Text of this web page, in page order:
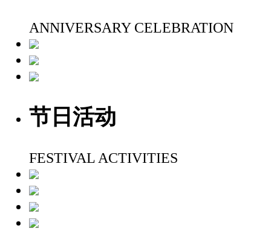
ANNIVERSARY CELEBRATION
节日活动
FESTIVAL ACTIVITIES